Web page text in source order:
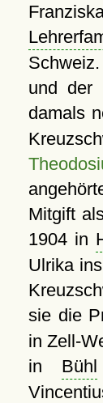
und der
damals
Mitgift
1904 in
Ulrika
sie die
in Zell-
in Bühl